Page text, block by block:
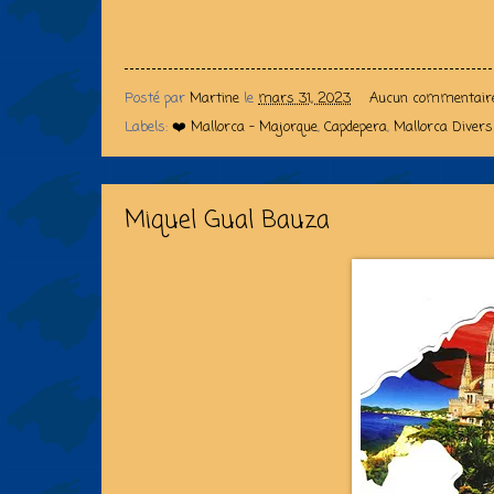
Posté par Martine le mars 31, 2023
Aucun
Labels: ❤️ Mallorca - Majorque, Capdepera, Mallorca Divers
Miquel Gual Bauza